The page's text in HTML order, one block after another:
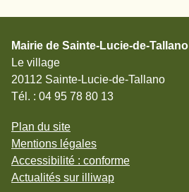
Mairie de Sainte-Lucie-de-Tallano
Le village
20112 Sainte-Lucie-de-Tallano
Tél. : 04 95 78 80 13
Plan du site
Mentions légales
Accessibilité : conforme
Actualités sur illiwap